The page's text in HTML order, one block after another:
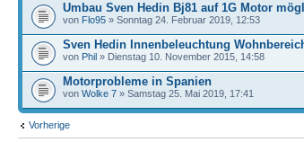
Umbau Sven Hedin Bj81 auf 1G Motor
von Flo95 » Sonntag 24. Februar 2019, 12:53
Sven Hedin Innenbeleuchtung
von Phil » Dienstag 10. November 2015, 14:58
Motorprobleme in Spanien
von Wolke 7 » Samstag 25. Mai 2019, 17:41
Vorherige